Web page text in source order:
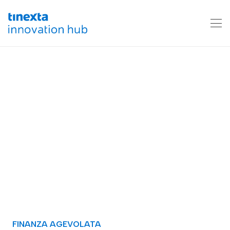
FINANZA AGEVOLATA